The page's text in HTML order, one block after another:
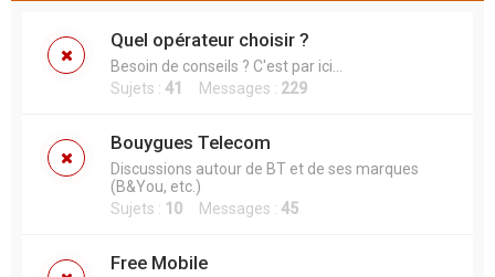
Quel opérateur choisir ?
Besoin de conseils ? C'est par ici...
Sujets : 41 Messages : 229
Bouygues Telecom
Discussions autour de BT et de ses marques
(B&You, etc.)
Sujets : 10 Messages : 45
Free Mobile